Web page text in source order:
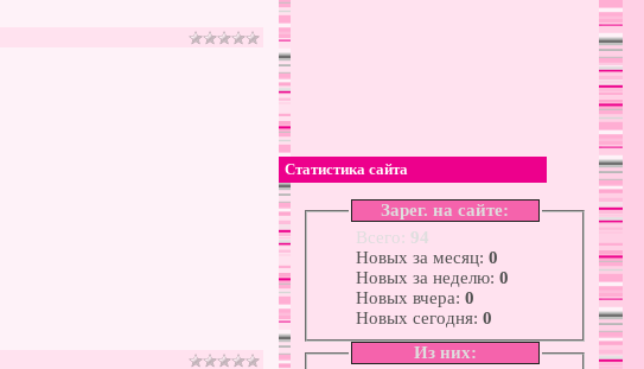
Статистика сайта
Зарег. на сайте:
Всего: 94
Новых за месяц: 0
Новых за неделю: 0
Новых вчера: 0
Новых сегодня: 0
Из них: